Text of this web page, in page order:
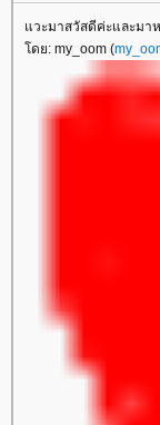
แวะมาสวัสดีค่ะและมา
โดย: my_oom (